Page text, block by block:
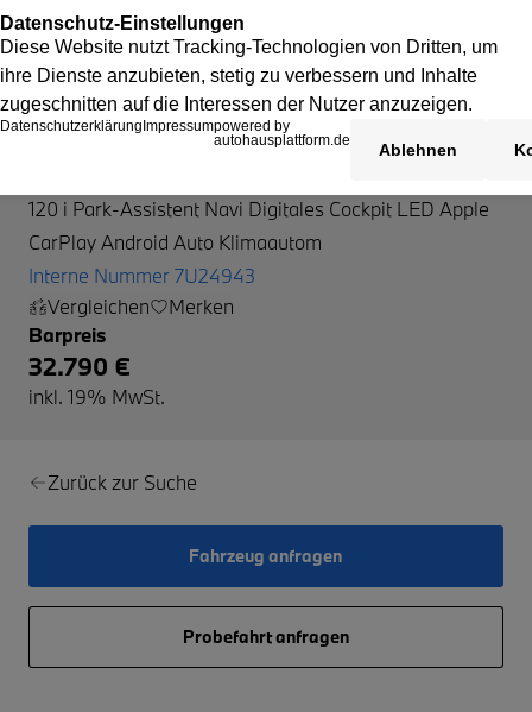
120 i Park-Assistent Navi Digitales Cockpit LED Apple
CarPlay Android Auto Klimaautom
Interne Nummer 7U24943
Vergleichen
Merken
Barpreis
32.790 €
inkl. 19% MwSt.
Zurück zur Suche
Fahrzeug anfragen
Probefahrt anfragen